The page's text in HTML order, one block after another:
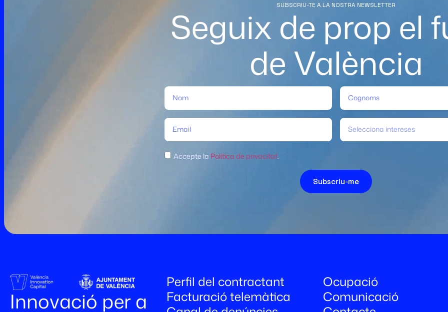
SUBSCRIU-TE A LA NOSTRA NEWSLETTER
Seguix de prop el
de València
Selecciona intereses
Accepte la Política de privacitat
Subscriu-me
Innovació per a
Perfil del contractant
Facturació telemàtica
Ocupació
Comunicació